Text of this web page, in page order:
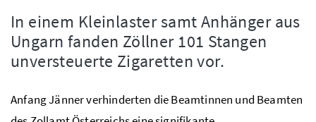
In einem Kleinlaster samt Anhänger aus
Ungarn fanden Zöllner 101 Stangen
unversteuerte Zigaretten vor.
Anfang Jänner verhinderten die Beamtinnen und Beamten